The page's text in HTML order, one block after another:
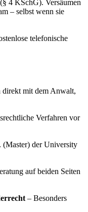
4 KSchG). Versäumen
– selbst wenn sie
telefonische
direkt mit dem Anwalt,
Verfahren vor
der University
auf beiden Seiten
– Besonders